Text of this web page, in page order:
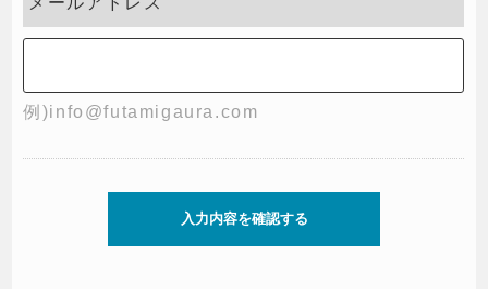
例)info@futamigaura.com